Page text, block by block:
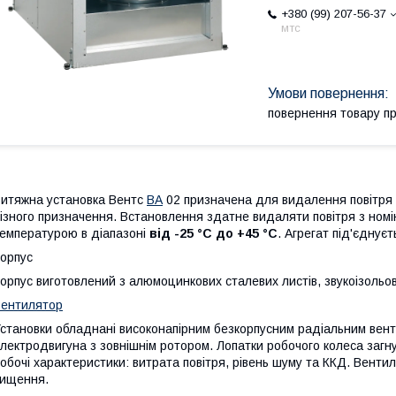
+380 (99) 207-56-37
мтс
повернення товару
установка Вентс ВА02 призначена для видалення повітря
призначення. Встановлення здатне видаляти повітря з
в діапазоні від -25 °C до +45 °C. Агрегат
виготовлений з алюмоцинкових сталевих листів,
обладнані високонапірним безкорпусним радіальним
з зовнішнім ротором. Лопатки робочого колеса
характеристики: витрата повітря, рівень шуму та ККД.